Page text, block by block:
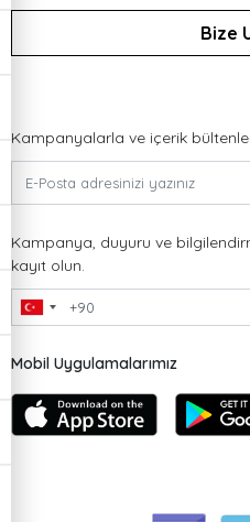
Bize
Kampanyalarla ve içerik
Kampanya, duyuru ve
kayıt olun.
Mobil Uygulamalarımız